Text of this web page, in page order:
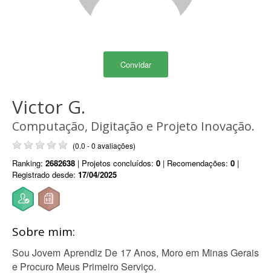
Convidar
Victor G.
Computação, Digitação e Projeto Inovação.
(0.0 - 0 avaliações)
Ranking: 2682638 | Projetos concluídos: 0 | Recomendações: 0 |
Registrado desde: 17/04/2025
Sobre mim:
Sou Jovem Aprendiz De 17 Anos, Moro em Minas Gerais
e Procuro Meus Primeiro Serviço.